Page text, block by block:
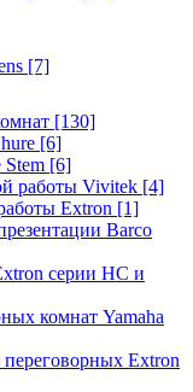
[7]
[130]
[6]
Stem [6]
работы Vivitek [4]
Extron [1]
Barco
серии HC и
комнат Yamaha
Extron